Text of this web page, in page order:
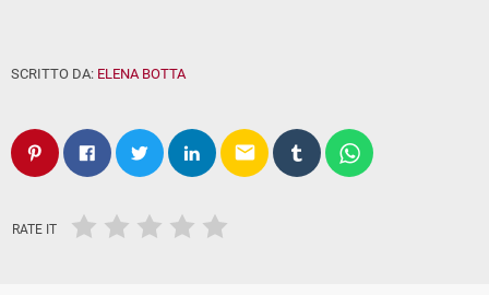
SCRITTO DA: ELENA BOTTA
email
RATE IT